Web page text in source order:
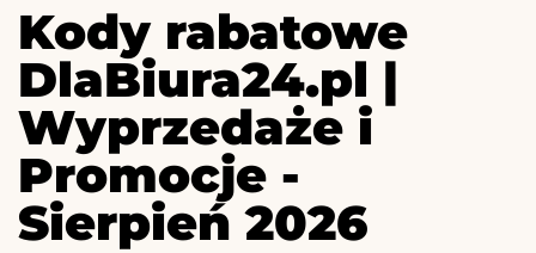
Kody rabatowe
DlaBiura24.pl |
Wyprzedaże i
Promocje -
Sierpień 2026